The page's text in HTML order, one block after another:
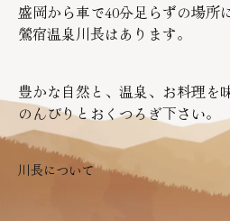
盛岡から車で40分足らずの場所に
鶯宿温泉川長はあります。
豊かな自然と、温泉、お料理を
のんびりとおくつろぎ下さい。
川長について